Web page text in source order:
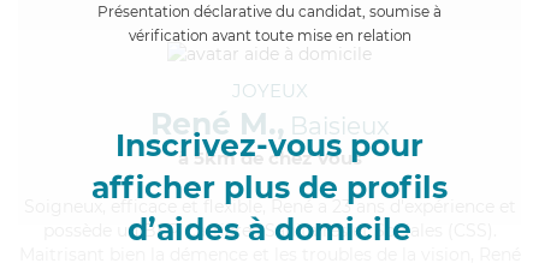
Présentation déclarative du candidat, soumise à
vérification avant toute mise en relation
Inscrivez-vous pour
afficher plus de profils
d’aides à domicile
JOYEUX
René M., Baisieux
à 5km de chez Vous
, efficace et flexible, René a 23 ans d'expérience et
possède un BEP Carrières Sanitaires et Sociales (CSS).